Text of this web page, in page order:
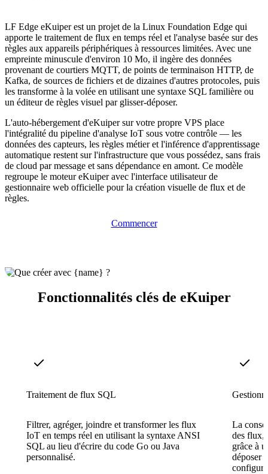
LF Edge eKuiper est un projet de la Linux Foundation Edge qui
apporte le traitement de flux en temps réel et l'analyse basée sur des
règles aux appareils périphériques à ressources limitées. Avec une
empreinte minuscule d'environ 10 Mo, il ingère des données
provenant de courtiers MQTT, de points de terminaison HTTP, de
Kafka, de sources de fichiers et de dizaines d'autres protocoles, puis
les transforme à la volée en utilisant une syntaxe SQL familière ou
un éditeur de règles visuel par glisser-déposer.
L'auto-hébergement d'eKuiper sur votre propre VPS place
l'intégralité du pipeline d'analyse IoT sous votre contrôle — les
données des capteurs, les règles métier et l'inférence d'apprentissage
automatique restent sur l'infrastructure que vous possédez, sans frais
de cloud par message et sans dépendance en amont. Ce modèle
regroupe le moteur eKuiper avec l'interface utilisateur de
gestionnaire web officielle pour la création visuelle de flux et de
règles.
Commencer
Fonctionnalités clés de eKuiper
Traitement de flux SQL
Filtrer, agréger, joindre et transformer les flux
IoT en temps réel en utilisant la syntaxe ANSI
SQL au lieu d'écrire du code Go ou Java
personnalisé.
La
des flux,
grâce à
déposer